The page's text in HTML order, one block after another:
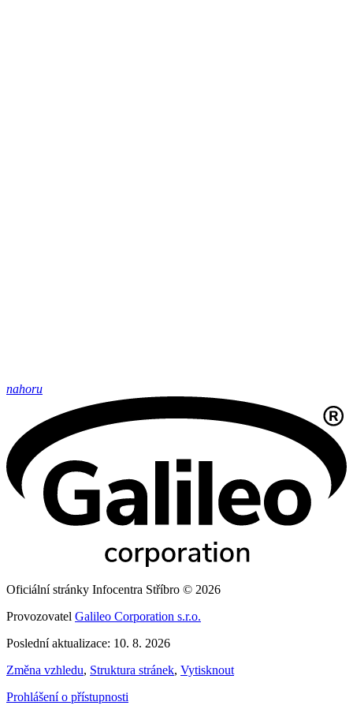
nahoru
Oficiální stránky Infocentra Stříbro © 2026
Provozovatel Galileo Corporation s.r.o.
Poslední aktualizace: 10. 8. 2026
Změna vzhledu, Struktura stránek, Vytisknout
Prohlášení o přístupnosti